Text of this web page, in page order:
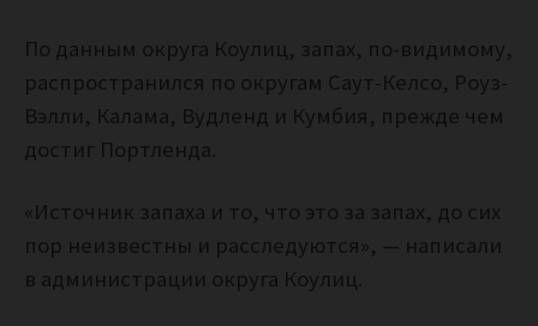
По данным округа Коулиц, запах, по-видимому,
распространился по округам Саут-Келсо, Роуз-
Вэлли, Калама, Вудленд и Кумбия, прежде чем
достиг Портленда.
«Источник запаха и то, что это за запах, до сих
пор неизвестны и расследуются», — написали
в администрации округа Коулиц.